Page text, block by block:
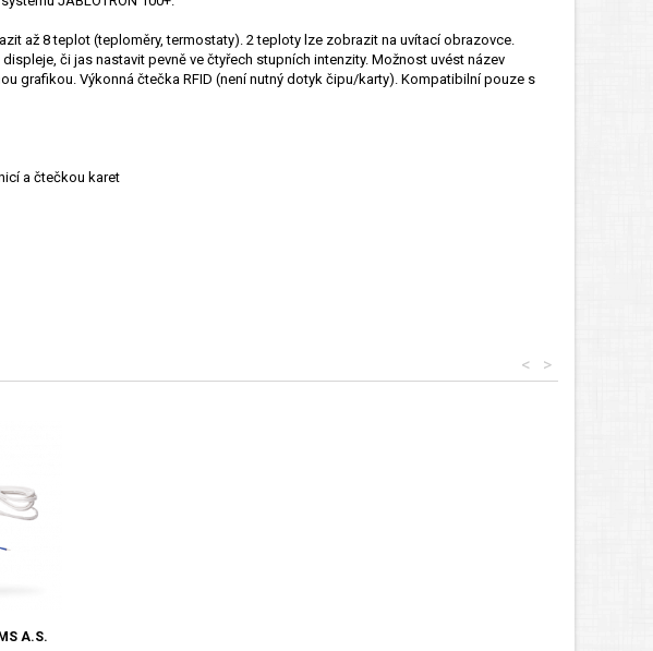
až 8 teplot (teploměry, termostaty). 2 teploty lze zobrazit na uvítací obrazovce.
či jas nastavit pevně ve čtyřech stupních intenzity. Možnost uvést název
grafikou. Výkonná čtečka RFID (není nutný dotyk čipu/karty). Kompatibilní pouze s
a čtečkou karet
>
<
A.S.